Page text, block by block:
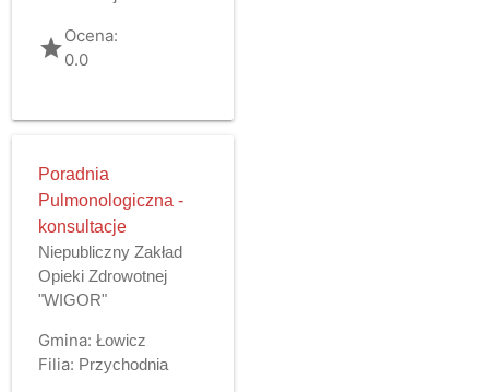
gradeOcena:
0.0
Poradnia
Pulmonologiczna -
konsultacje
Niepubliczny Zakład
Opieki Zdrowotnej
"WIGOR"
Gmina: Łowicz
Filia: Przychodnia